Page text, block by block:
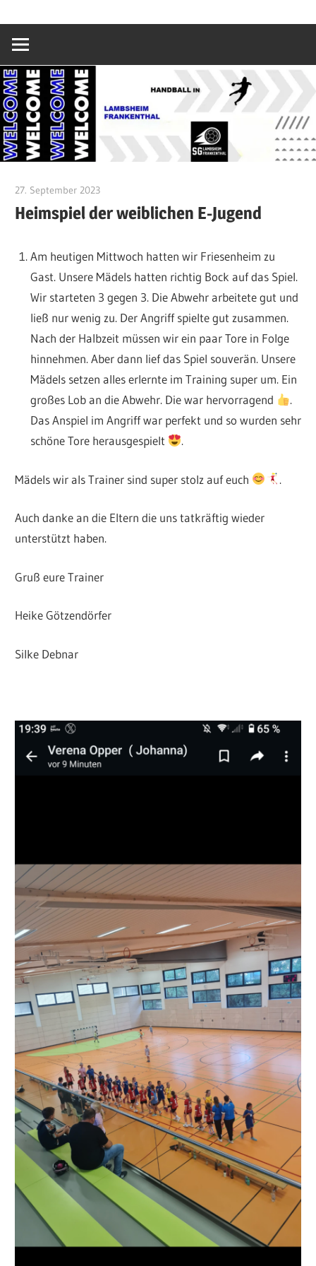
springen
SG
Lambsheim/
27. September 2023
Heimspiel der weiblichen E-Jugend
Am heutigen Mittwoch hatten wir Friesenheim zu
Gast. Unsere Mädels hatten richtig Bock auf das Spiel.
Wir starteten 3 gegen 3. Die Abwehr arbeitete gut und
ließ nur wenig zu. Der Angriff spielte gut zusammen.
Nach der Halbzeit müssen wir ein paar Tore in Folge
hinnehmen. Aber dann lief das Spiel souverän. Unsere
Mädels setzen alles erlernte im Training super um. Ein
großes Lob an die Abwehr. Die war hervorragend
.
Das Anspiel im Angriff war perfekt und so wurden sehr
schöne Tore herausgespielt
.
Mädels wir als Trainer sind super stolz auf euch .
Auch danke an die Eltern die uns tatkräftig wieder
unterstützt haben.
Gruß eure Trainer
Heike Götzendörfer
Silke Debnar